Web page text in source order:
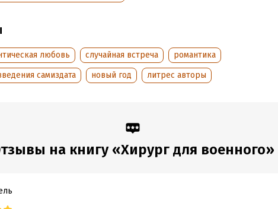
любовь случайная встреча
романтика
самиздата
новый год литрес авторы
на книгу «Хирург для военного»